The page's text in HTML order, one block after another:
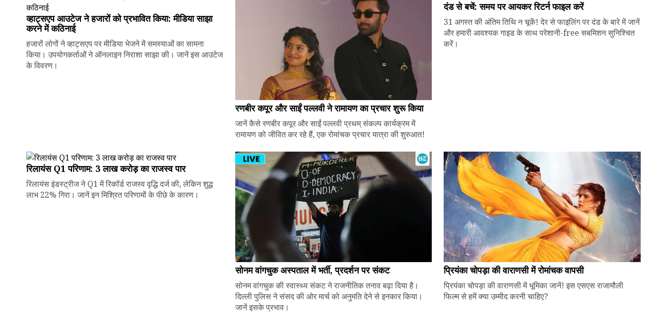
व्हाट्सएप आउटेज ने हजारों को प्रभावित किया: मीडिया साझा
करने में कठिनाई
हजारों लोगों ने व्हाट्सएप पर मीडिया भेजने में समस्याओं का सामना
किया। उपयोगकर्ताओं ने ऑनलाइन निराशा साझा की। जानें इस आउटेज
के विवरण।
रणबीर कपूर और साईं पल्लवी ने रामायण का प्रचार शुरू किया
जानें कैसे रणबीर कपूर और साईं पल्लवी प्रथम् संकल्प कार्यक्रम में
रामायण को जीवित कर रहे हैं, एक रोमांचक प्रचार यात्रा की शुरुआत!
दंड से बचें: समय पर आयकर रिटर्न फाइल करें
31 अगस्त की अंतिम तिथि न चूकें! देर से फाइलिंग पर दंड के बारे में जानें
और हमारी आवश्यक गाइड के साथ परेशानी-free सबमिशन सुनिश्चित
करें।
रिलायंस Q1 परिणाम: ₹3 लाख करोड़ का राजस्व पार
रिलायंस इंडस्ट्रीज ने Q1 में रिकॉर्ड राजस्व वृद्धि दर्ज की, लेकिन शुद्ध
लाभ 22% गिरा। जानें इन मिश्रित परिणामों के पीछे के कारण।
सोनम वांगचुक अस्पताल में भर्ती, प्रदर्शन पर संकट
सोनम वांगचुक की स्वास्थ्य संकट ने राजनीतिक तनाव बढ़ा दिया है।
दिल्ली पुलिस ने संसद की ओर मार्च को अनुमति देने से इनकार किया।
जानें इसके प्रभाव।
प्रियंका चोपड़ा की वाराणसी में रोमांचक वापसी
प्रियंका चोपड़ा की वाराणसी में भूमिका जानें! इस एसएस राजामौली
फिल्म से हमें क्या उम्मीद करनी चाहिए?